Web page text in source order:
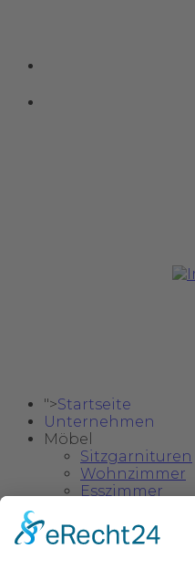
">Startseite
Unternehmen
Möbel
Sitzgarnituren
Wohnzimmer
Esszimmer
Einzelstücke &
Kinder- und